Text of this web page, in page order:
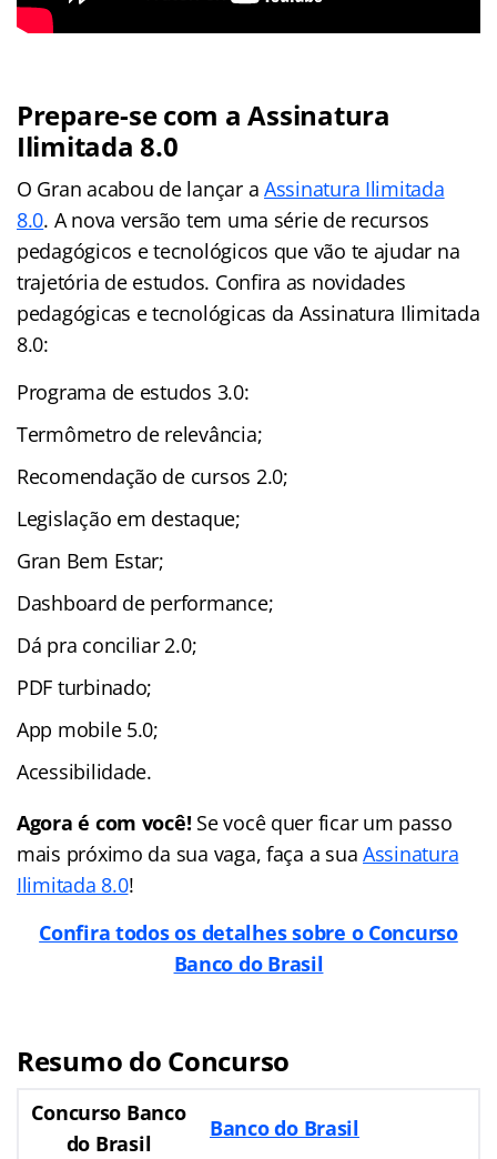
Prepare-se com a Assinatura
Ilimitada 8.0
O Gran acabou de lançar a Assinatura Ilimitada
8.0. A nova versão tem uma série de recursos
pedagógicos e tecnológicos que vão te ajudar na
trajetória de estudos. Confira as novidades
pedagógicas e tecnológicas da Assinatura Ilimitada
8.0:
Programa de estudos 3.0:
Termômetro de relevância;
Recomendação de cursos 2.0;
Legislação em destaque;
Gran Bem Estar;
Dashboard de performance;
Dá pra conciliar 2.0;
PDF turbinado;
App mobile 5.0;
Acessibilidade.
Agora é com você! Se você quer ficar um passo
mais próximo da sua vaga, faça a suaAssinatura
Ilimitada 8.0!
Confira todos os detalhes sobre o Concurso
Banco do Brasil
Resumo do Concurso
Concurso Banco
do Brasil
Banco do Brasil